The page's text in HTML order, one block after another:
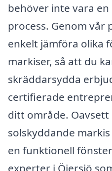
behöver inte vara
process. Genom vår
enkelt jämföra olika
markiser, så att du
skräddarsydda
certifierade
ditt område.
solskyddande
en funktionell
experter i Öjersjö